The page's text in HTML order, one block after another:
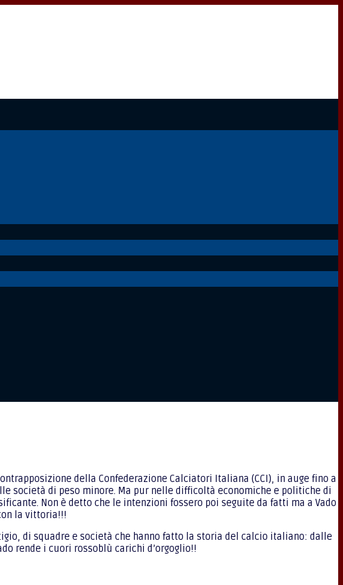
della Confederazione Calciatori Italiana (CCI), in auge fino a
società di peso minore. Ma pur nelle difficoltà economiche e politiche di
Non è detto che le intenzioni fossero poi seguite da fatti ma a Vado
la vittoria!!!
di squadre e società che hanno fatto la storia del calcio italiano: dalle
rende i cuori rossoblù carichi d’orgoglio!!